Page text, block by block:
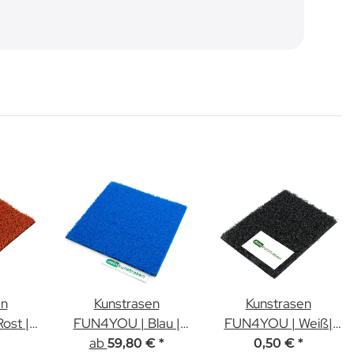
|
Kunstrasen
FUN4YOU | Blau |
12mm Höhe
ab 59,80 € *
Kunstrasen
FUN4YOU | Weiß|
12mm | Muster
0,50 € *